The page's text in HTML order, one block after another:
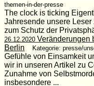
themen-in-der-presse
The clock is ticking
Jahresende unsere
zum Schutz der
26.12.2020Veränderungen
Berlin
Kategorie: presse/
Gefühle von Einsamkeit
wir in unseren Artikel zu
Zunahme von
insbesondere ...